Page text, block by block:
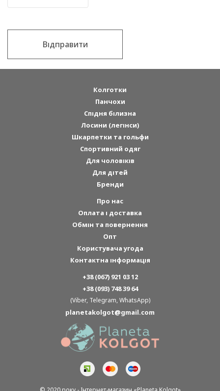
Відправити
Колготки
Панчохи
Спідня білизна
Лосини (легінси)
Шкарпетки та гольфи
Спортивний одяг
Для чоловіків
Для дітей
Бренди
Про нас
Оплата і доставка
Обмін та повернення
Опт
Користувача угода
Контактна інформація
+38 (067) 921 03 12
+38 (093) 748 39 64
(Viber, Telegram, WhatsApp)
planetakolgot@gmail.com